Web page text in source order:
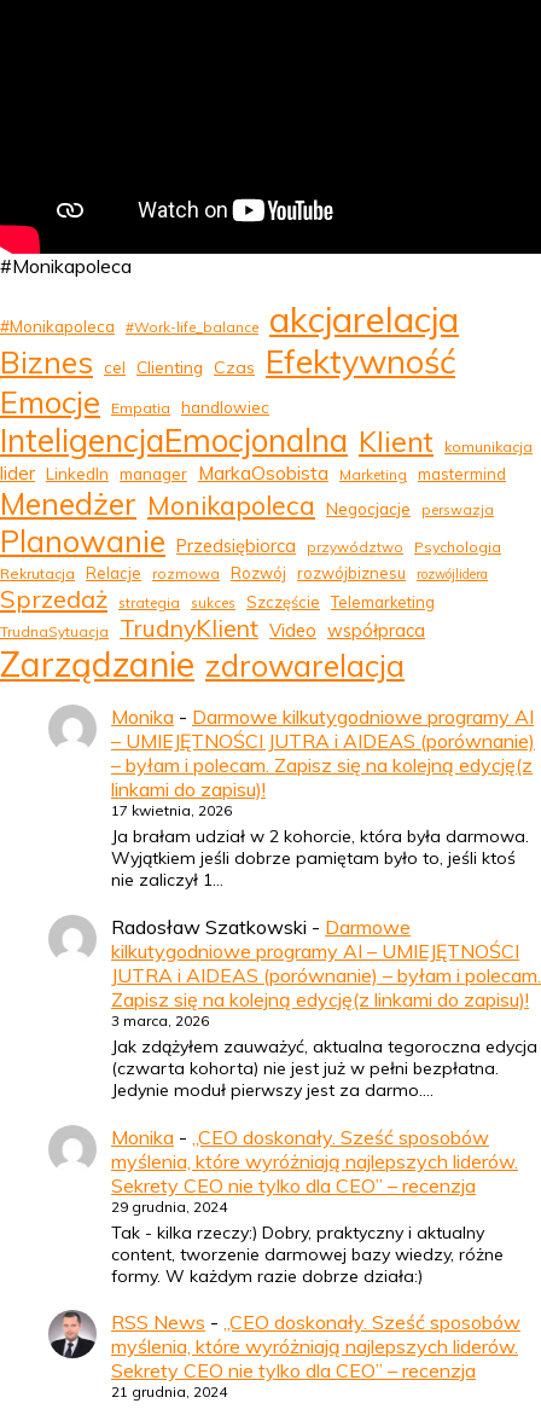
#Monikapoleca
#Monikapoleca #Work-life_balance akcjarelacja
Biznes cel Clienting Czas Efektywność
Emocje Empatia handlowiec
InteligencjaEmocjonalna Klient komunikacja
lider LinkedIn manager MarkaOsobista Marketing mastermind
Menedżer Monikapoleca Negocjacje perswazja
Planowanie Przedsiębiorca przywództwo
Psychologia
Rekrutacja
Relacje rozmowa Rozwój rozwójbiznesu rozwójlidera
Sprzedaż strategia sukces Szczęście Telemarketing
TrudnaSytuacja TrudnyKlient Video współpraca
Zarządzanie zdrowarelacja
Monika - Darmowe kilkutygodniowe programy AI
– UMIEJĘTNOŚCI JUTRA i AIDEAS (porównanie)
– byłam i polecam. Zapisz się na kolejną edycję(z
linkami do zapisu)!
17 kwietnia, 2026
Ja brałam udział w 2 kohorcie, która była darmowa.
Wyjątkiem jeśli dobrze pamiętam było to, jeśli ktoś
nie zaliczył 1…
Radosław Szatkowski - Darmowe
kilkutygodniowe programy AI – UMIEJĘTNOŚCI
JUTRA i AIDEAS (porównanie) – byłam i polecam.
Zapisz się na kolejną edycję(z linkami do zapisu)!
3 marca, 2026
Jak zdążyłem zauważyć, aktualna tegoroczna edycja
(czwarta kohorta) nie jest już w pełni bezpłatna.
Jedynie moduł pierwszy jest za darmo.…
Monika - „CEO doskonały. Sześć sposobów
myślenia, które wyróżniają najlepszych liderów.
Sekrety CEO nie tylko dla CEO” – recenzja
29 grudnia, 2024
Tak - kilka rzeczy:) Dobry, praktyczny i aktualny
content, tworzenie darmowej bazy wiedzy, różne
formy. W każdym razie dobrze działa:)
RSS News - „CEO doskonały. Sześć sposobów
myślenia, które wyróżniają najlepszych liderów.
Sekrety CEO nie tylko dla CEO” – recenzja
21 grudnia, 2024